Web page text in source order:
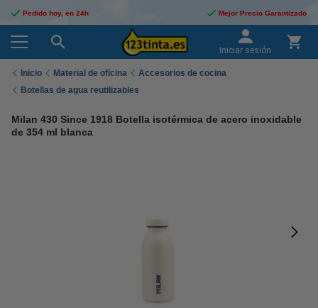
Pedido hoy, en 24h Mejor Precio Garantizado
Iniciar sesión
Inicio Material de oficina
Accesorios de cocina
Botellas de agua reutilizables
Milan 430 Since 1918 Botella isotérmica de acero inoxidable
de 354 ml blanca